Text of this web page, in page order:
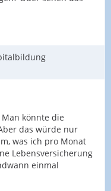
könnte die
das würde nur
was ich pro Monat
Lebensversicherung
einmal